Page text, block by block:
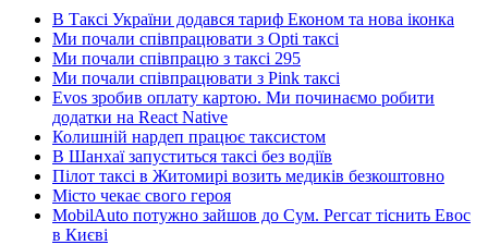
В Таксі України додався тариф Економ та нова іконка
Ми почали співпрацювати з Opti таксі
Ми почали співпрацю з таксі 295
Ми почали співпрацювати з Pink таксі
Evos зробив оплату картою. Ми починаємо робити
додатки на React Native
Колишній нардеп працює таксистом
В Шанхаї запуститься таксі без водіїв
Пілот таксі в Житомирі возить медиків безкоштовно
Місто чекає свого героя
MobilAuto потужно зайшов до Сум. Регсат тіснить Евос
в Києві